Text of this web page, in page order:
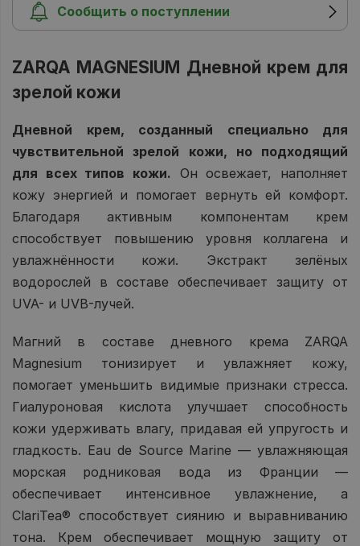
Сообщить о поступлении
ZARQA MAGNESIUM Дневной крем для
зрелой кожи
Дневной крем, созданный специально для
чувствительной зрелой кожи, но подходящий
для всех типов кожи. Он освежает, наполняет
кожу энергией и помогает вернуть ей комфорт.
Благодаря активным компонентам крем
способствует повышению уровня коллагена и
увлажнённости кожи. Экстракт зелёных
водорослей в составе обеспечивает защиту от
UVA- и UVB-лучей.
Магний в составе дневного крема ZARQA
Magnesium тонизирует и увлажняет кожу,
помогает уменьшить видимые признаки стресса.
Гиалуроновая кислота улучшает способность
кожи удерживать влагу, придавая ей упругость и
гладкость. Eau de Source Marine — увлажняющая
морская родниковая вода из Франции —
обеспечивает интенсивное увлажнение, а
ClariTea® способствует сиянию и выравниванию
тона. Крем обеспечивает мощную защиту от